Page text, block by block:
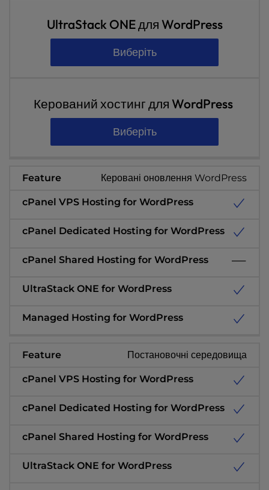
UltraStack ONE для WordPress
Виберіть
Керований хостинг для WordPress
Виберіть
Керовані оновлення WordPress
Постановочні середовища